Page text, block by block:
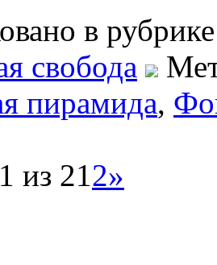
в
свобода
пирамида,
из 212»